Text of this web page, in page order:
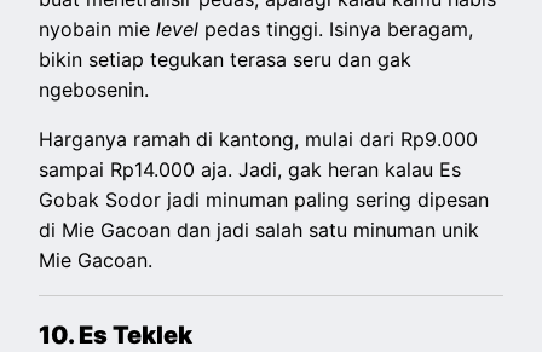
nyobain mielevel pedas tinggi. Isinya beragam,
bikin setiap tegukan terasa seru dan gak
ngebosenin.
Harganya ramah di kantong, mulai dari Rp9.000
sampai Rp14.000 aja. Jadi, gak heran kalau Es
Gobak Sodor jadi minuman paling sering dipesan
di Mie Gacoan dan jadi salah satu minuman unik
Mie Gacoan.
10. Es Teklek